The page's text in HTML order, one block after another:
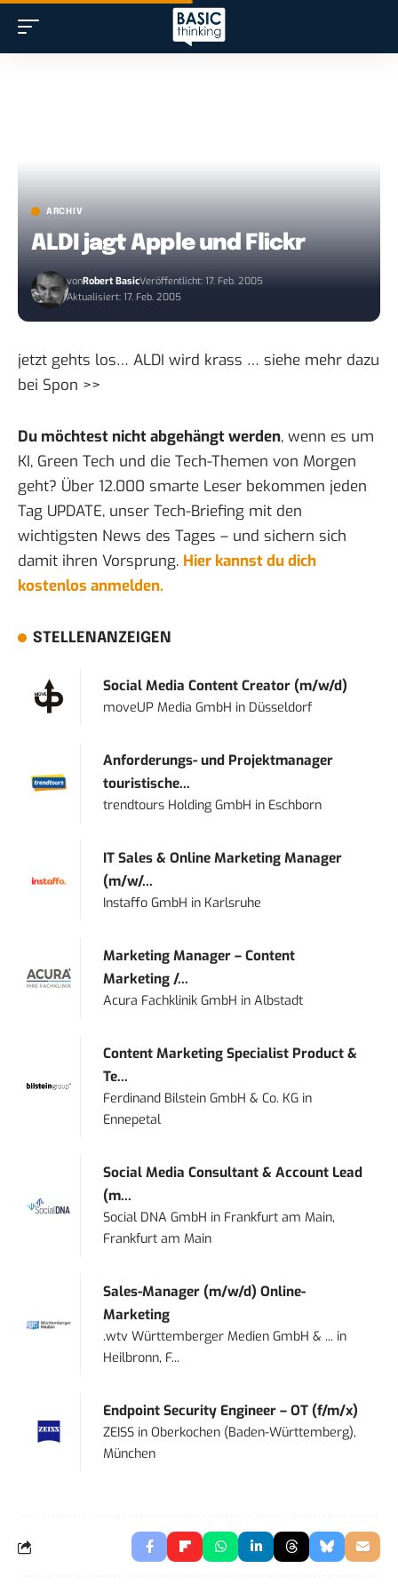
ARCHIV
ALDI jagt Apple und Flickr
vonRobert BasicVeröffentlicht: 17. Feb. 2005
Aktualisiert: 17. Feb. 2005
jetzt gehts los… ALDI wird krass … siehe mehr dazu
bei Spon >>
Du möchtest nicht abgehängt werden, wenn es um
KI, Green Tech und die Tech-Themen von Morgen
geht? Über 12.000 smarte Leser bekommen jeden
Tag UPDATE, unser Tech-Briefing mit den
wichtigsten News des Tages – und sichern sich
damit ihren Vorsprung. Hier kannst du dich
kostenlos anmelden.
STELLENANZEIGEN
Social Media Content Creator (m/w/d)
moveUP Media GmbH in Düsseldorf
Anforderungs- und Projektmanager
touristische...
trendtours Holding GmbH in Eschborn
IT Sales & Online Marketing Manager
(m/w/...
Instaffo GmbH in Karlsruhe
Marketing Manager – Content
Marketing /...
Acura Fachklinik GmbH inAlbstadt
Content Marketing Specialist Product &
Te...
Ferdinand Bilstein GmbH & Co. KG in
Ennepetal
Social Media Consultant & Account Lead
(m...
Social DNA GmbH in Frankfurt am Main,
Frankfurt am Main
Sales-Manager (m/w/d) Online-
Marketing
.wtv Württemberger Medien GmbH & ... in
Heilbronn, F...
Endpoint Security Engineer – OT (f/m/x)
ZEISS inOberkochen (Baden-Württemberg),
München